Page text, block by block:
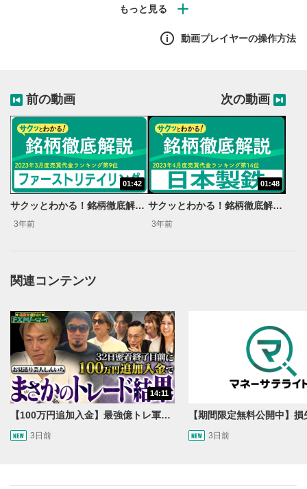
した4銘柄を順次ご紹介します。
動画プレイヤーの操作方法
1
動画再生エリア
一時停止します。
2
動画タイトル
動画タイトルが表示されます。クリックすると
YouTubeサイトに移動します。
後で見る
クリックするとYouTubeの「後で見る」の再生リスト
に追加されます。
前の動画
01:42
サクッとわかる！銘柄徹底解説〜ファーストリテイリング～（売買代金ランキング2023年度3月度編）
3年前
次の動画
01:48
サクッとわかる！銘柄徹底解説〜日本製鉄～（売買代金ランキング2023年度4月度編）
3年前
関連コンテンツ
14:11
【100万円追加入金】最強億トレ軍団から学ぶ32日間！お見送り芸人しんいちのトレード成果は？【目指せ億トレ！FXドリーマー！#04】
3日前 3日前